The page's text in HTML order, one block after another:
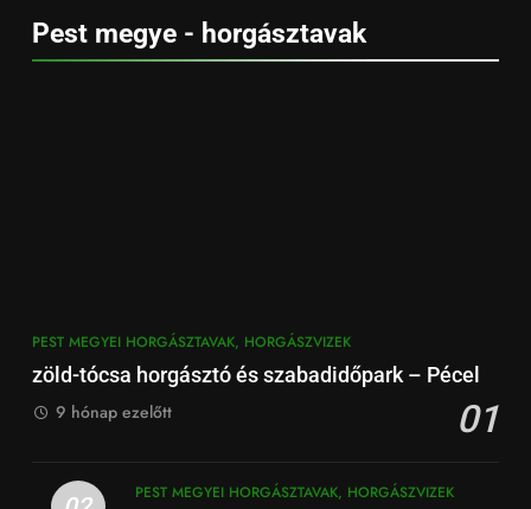
Pest megye - horgásztavak
PEST MEGYEI HORGÁSZTAVAK, HORGÁSZVIZEK
zöld-tócsa horgásztó és szabadidőpark – Pécel
01
9 hónap ezelőtt
PEST MEGYEI HORGÁSZTAVAK, HORGÁSZVIZEK